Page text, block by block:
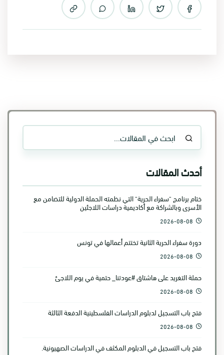
أحدث المقالات
ختام برنامج "سفراء الحرية" التي نظمته الحملة الدولية للتضامن مع
الأسرى وبالشراكة مع أكاديمية دراسات اللاجئين
2026-08-08
دورة سفراء الحرية الثانية تختتم أعمالها في تونس
2026-08-08
حملة التغريد على هاشتاق #عودتنا_ حتمية في يوم اللاجئ
2026-08-08
فتح باب التسجيل لدبلوم الدراسات الفلسطينية الدفعة الثالثة
2026-08-08
فتح باب التسجيل في الدبلوم المكثف في الدراسات الصهيونية.